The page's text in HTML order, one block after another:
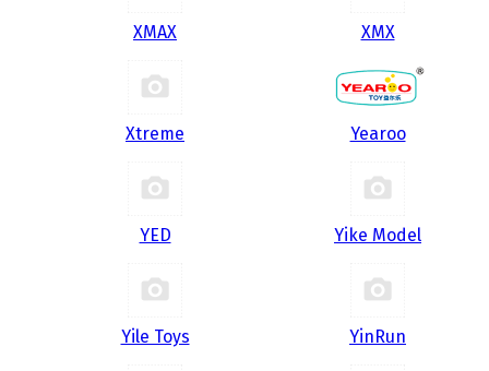
XMAX XMX
Xtreme Yearoo
YED Yike Model
Yile Toys YinRun